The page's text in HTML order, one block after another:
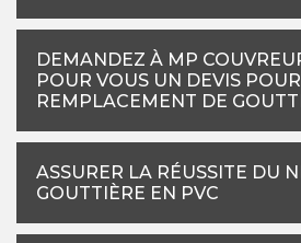
DEMANDEZ À MP
POUR VOUS UN DEVIS
REMPLACEMENT DE
ASSURER LA RÉUSSITE DU
GOUTTIÈRE EN PVC